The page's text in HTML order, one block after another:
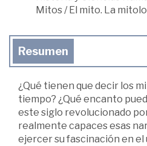
Mitos/El mito. La
Resumen
¿Qué tienen que decir los
tiempo? ¿Qué encanto
este siglo revolucionado
realmente capaces esas
ejercer su fascinación en el